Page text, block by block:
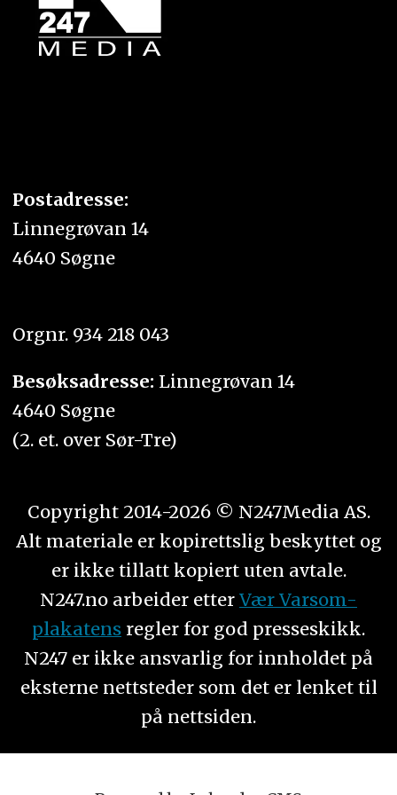
Postadresse:
Linnegrøvan 14
4640 Søgne
Orgnr. 934 218 043
Besøksadresse: Linnegrøvan 14
4640 Søgne
(2. et. over Sør-Tre)
Copyright 2014-2026 © N247Media AS.
Alt materiale er kopirettslig beskyttet og
er ikke tillatt kopiert uten avtale.
N247.no arbeider etter Vær Varsom-
plakatens regler for god presseskikk.
N247 er ikke ansvarlig for innholdet på
eksterne nettsteder som det er lenket til
på nettsiden.